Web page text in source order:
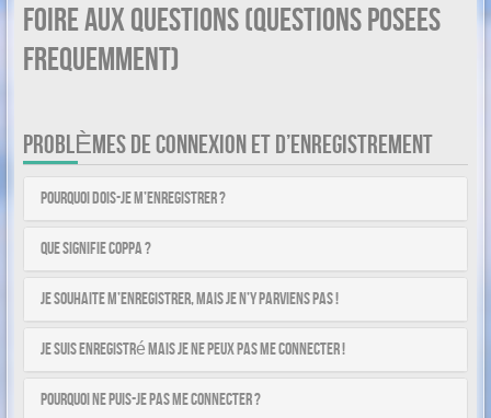
Foire aux questions (Questions posees
frequemment)
PROBLÈMES DE CONNEXION ET D’ENREGISTREMENT
Pourquoi dois-je m’enregistrer ?
Que signifie COPPA ?
Je souhaite m’enregistrer, mais je n’y parviens pas !
Je suis enregistré mais je ne peux pas me connecter !
Pourquoi ne puis-je pas me connecter ?